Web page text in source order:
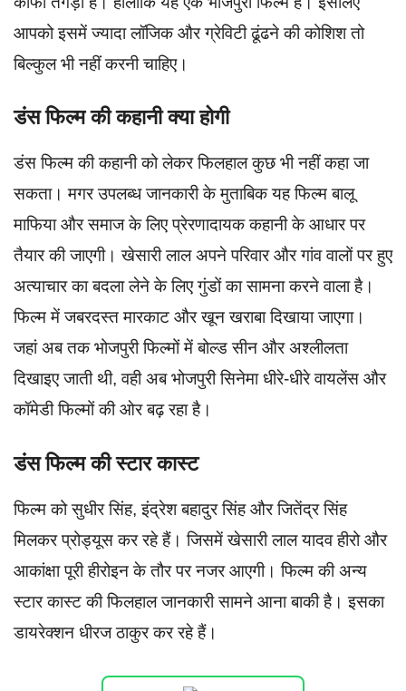
आपको इसमें ज्यादा लॉजिक और ग्रेविटी ढूंढने की कोशिश तो
बिल्कुल भी नहीं करनी चाहिए।
डंस फिल्म की कहानी क्या होगी
डंस फिल्म की कहानी को लेकर फिलहाल कुछ भी नहीं कहा जा
सकता। मगर उपलब्ध जानकारी के मुताबिक यह फिल्म बालू
माफिया और समाज के लिए प्रेरणादायक कहानी के आधार पर
तैयार की जाएगी। खेसारी लाल अपने परिवार और गांव वालों पर हुए
अत्याचार का बदला लेने के लिए गुंडों का सामना करने वाला है।
फिल्म में जबरदस्त मारकाट और खून खराबा दिखाया जाएगा।
जहां अब तक भोजपुरी फिल्मों में बोल्ड सीन और अश्लीलता
दिखाइए जाती थी, वही अब भोजपुरी सिनेमा धीरे-धीरे वायलेंस और
कॉमेडी फिल्मों की ओर बढ़ रहा है।
डंस फिल्म की स्टार कास्ट
फिल्म को सुधीर सिंह, इंद्रेश बहादुर सिंह और जितेंद्र सिंह
मिलकर प्रोड्यूस कर रहे हैं। जिसमें खेसारी लाल यादव हीरो और
आकांक्षा पूरी हीरोइन के तौर पर नजर आएगी। फिल्म की अन्य
स्टार कास्ट की फिलहाल जानकारी सामने आना बाकी है। इसका
डायरेक्शन धीरज ठाकुर कर रहे हैं।